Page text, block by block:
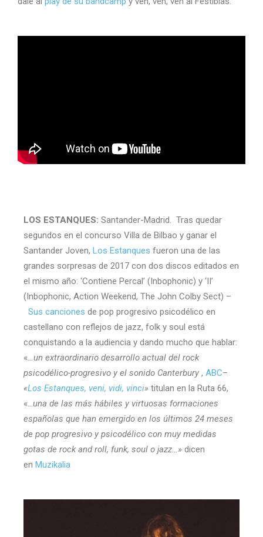
LOS ESTANQUES: Santander-Madrid. Tras quedar
segundos en el concurso Villa de Bilbao y ganar el
Santander Joven, Los Estanques fueron una de las
grandes sorpresas de 2017 con dos discos editados en
el mismo año: ‘Contiene Percal’ (Inbophonic) y ‘II’
(Inbophonic, Action Weekend, The John Colby Sect) –
Sus canciones de pop progresivo psicodélico en
castellano con reflejos de jazz, folk y soul está
conquistando a la audiencia y dando mucho que hablar:
«…un extraordinario desarrollo actual del rock
psicodélico-progresivo y el sonido Canterbury , ABC–
«Los Estanques, veni, vidi, vinci» titulan en la Ruta 66,
«…una de las más hábiles y virtuosas formaciones
españolas que han emergido en los últimos 24 meses
de pop progresivo y psicodélico con muy medidas
gotas de rock and roll, funk, soul o jazz…» dicen
en Muzikalia